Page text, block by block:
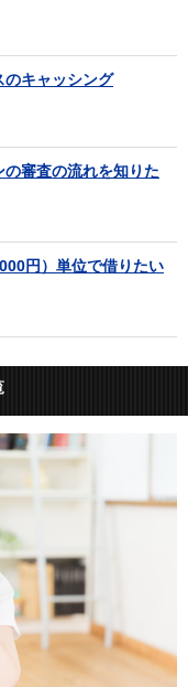
のキャッシング
審査の流れを知りた
円）単位で借りたい